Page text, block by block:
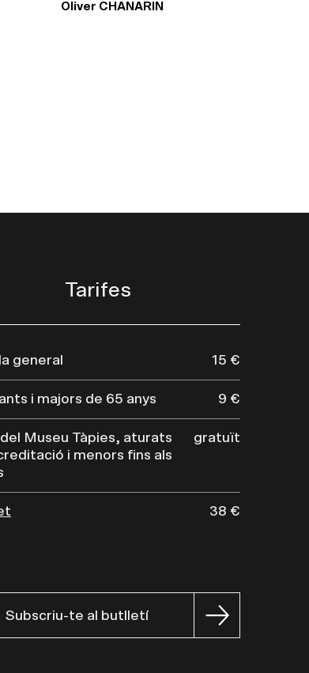
Oliver CHANARIN
Tarifes
general 15 €
i majors de 65 anys 9 €
Museu Tàpies, aturats
i menors fins als
gratuït
38 €
Subscriu-te al butlletí